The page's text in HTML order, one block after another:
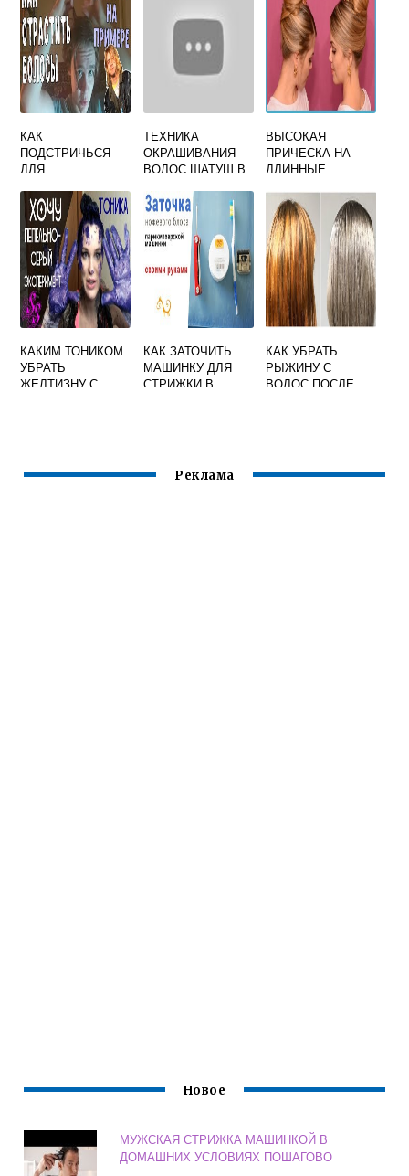
КАК
ПОДСТРИЧЬСЯ
ДЛЯ
ВОЛОС МУЖЧИНЕ
ТЕХНИКА
ОКРАШИВАНИЯ
ВОЛОС ШАТУШ В
УСЛОВИЯХ
ВЫСОКАЯ
ПРИЧЕСКА НА
ДЛИННЫЕ
РУКАМИ
ПОШАГОВАЯ
ИНСТРУКЦИЯ
КАКИМ ТОНИКОМ
УБРАТЬ
ЖЕЛТИЗНУ С
КАК ЗАТОЧИТЬ
МАШИНКУ ДЛЯ
СТРИЖКИ В
КАК УБРАТЬ
РЫЖИНУ С
ВОЛОС ПОСЛЕ
Реклама
Новое
МУЖСКАЯ СТРИЖКА МАШИНКОЙ В
ДОМАШНИХ УСЛОВИЯХ ПОШАГОВО